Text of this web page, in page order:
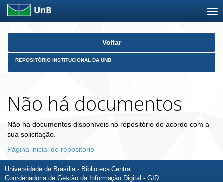
Skip
Voltar
REPOSITÓRIO INSTITUCIONAL DA UNB
Não há documentos
Não há documentos disponíveis no repositório de acordo com a
sua solicitação.
Página inicial do repositório
Universidade de Brasília - Biblioteca Central
Coordenadoria de Gestão da Informação Digital - GID